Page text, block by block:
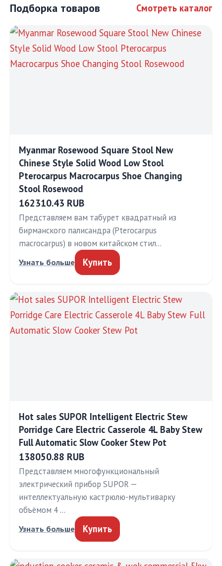
Подборка товаров Смотреть каталог
Myanmar Rosewood Square Stool New
Chinese Style Solid Wood Low Stool
Pterocarpus Macrocarpus Shoe Changing
Stool Rosewood
162310.43 RUB
Представляем вам табурет квадратный из
бирманского палисандра (Pterocarpus
macrocarpus) в новом китайском стил…
Узнать больше Купить
Hot sales SUPOR Intelligent Electric Stew
Porridge Care Electric Casserole 4L Baby Stew
Full Automatic Slow Cooker Stew Pot
138050.88 RUB
Представляем многофункциональный
электрический прибор SUPOR —
интеллектуальную кастрюлю-мультиварку
объёмом 4 …
Узнать больше Купить